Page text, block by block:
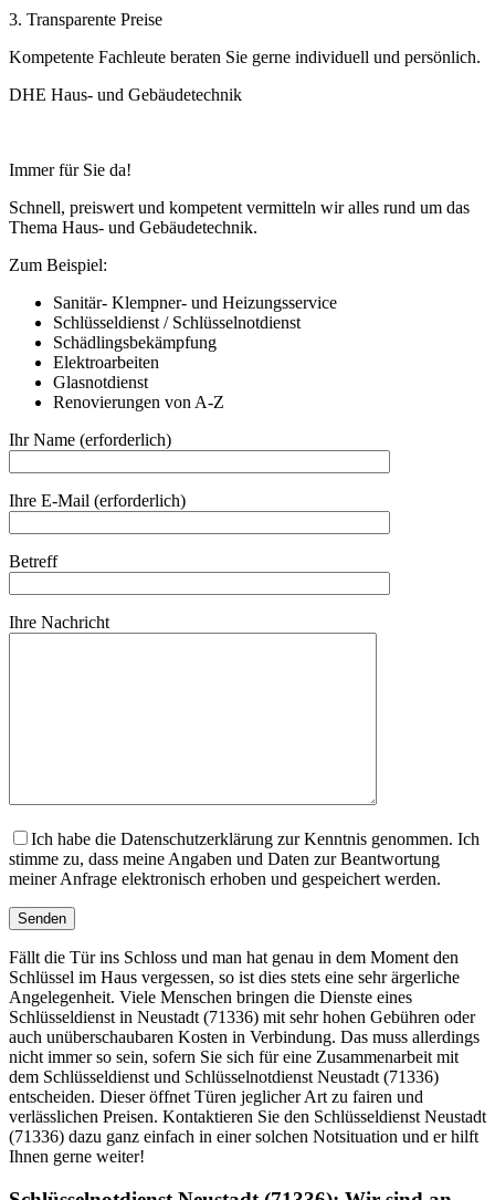
3. Transparente Preise
Kompetente Fachleute beraten Sie gerne individuell und persönlich.
DHE Haus- und Gebäudetechnik
Immer für Sie da!
Schnell, preiswert und kompetent vermitteln wir alles rund um das
Thema Haus- und Gebäudetechnik.
Zum Beispiel:
Sanitär- Klempner- und Heizungsservice
Schlüsseldienst / Schlüsselnotdienst
Schädlingsbekämpfung
Elektroarbeiten
Glasnotdienst
Renovierungen von A-Z
Ihr Name (erforderlich)
Ihre E-Mail (erforderlich)
Betreff
Ihre Nachricht
Ich habe die Datenschutzerklärung zur Kenntnis genommen. Ich
stimme zu, dass meine Angaben und Daten zur Beantwortung
meiner Anfrage elektronisch erhoben und gespeichert werden.
Fällt die Tür ins Schloss und man hat genau in dem Moment den
Schlüssel im Haus vergessen, so ist dies stets eine sehr ärgerliche
Angelegenheit. Viele Menschen bringen die Dienste eines
Schlüsseldienst in Neustadt (71336) mit sehr hohen Gebühren oder
auch unüberschaubaren Kosten in Verbindung. Das muss allerdings
nicht immer so sein, sofern Sie sich für eine Zusammenarbeit mit
dem Schlüsseldienst und Schlüsselnotdienst Neustadt (71336)
entscheiden. Dieser öffnet Türen jeglicher Art zu fairen und
verlässlichen Preisen. Kontaktieren Sie den Schlüsseldienst Neustadt
(71336) dazu ganz einfach in einer solchen Notsituation und er hilft
Ihnen gerne weiter!